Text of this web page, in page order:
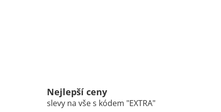
Nejlepší ceny
slevy na vše s kódem "EXTRA"